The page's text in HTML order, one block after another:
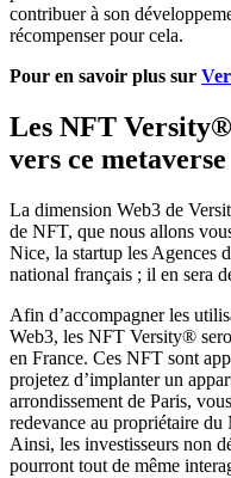
contribuer à son
récompenser pour cela.
Pour en savoir plus sur
Les NFT
vers ce metaverse
La dimension Web3 de
de NFT, que nous allons
Nice, la startup les Agences
national français ; il en sera
Afin d’accompagner les
Web3, les NFT Versity®
en France. Ces NFT sont
projetez d’implanter un
arrondissement de Paris,
redevance au propriétaire
Ainsi, les investisseurs non
pourront tout de même